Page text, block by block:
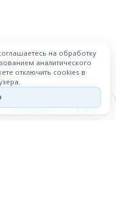
Корзина Войти
на обработку
аналитического
отключить cookies в